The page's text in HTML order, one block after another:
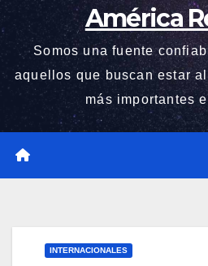
América
Somos una fuente
aquellos que buscan estar
más importantes
INTERNACIONALES